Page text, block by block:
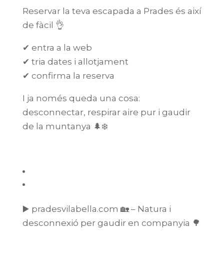
Reservar la teva escapada a Prades és així
de fàcil 👌
✔ entra a la web
✔ tria dates i allotjament
✔ confirma la reserva
I ja només queda una cosa:
desconnectar, respirar aire pur i gaudir
de la muntanya 🌲❄️
▶️ pradesvilabella.com 🏡 – Natura i
desconnexió per gaudir en companyia 🌳